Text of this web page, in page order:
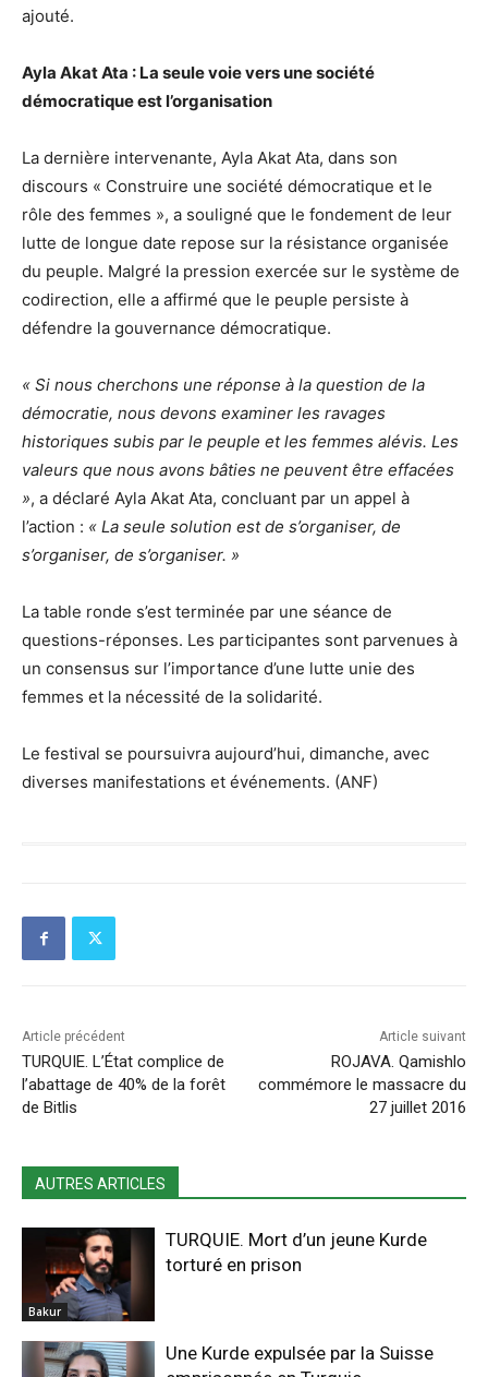
ajouté.
Ayla Akat Ata : La seule voie vers une société
démocratique est l’organisation
La dernière intervenante, Ayla Akat Ata, dans son
discours « Construire une société démocratique et le
rôle des femmes », a souligné que le fondement de leur
lutte de longue date repose sur la résistance organisée
du peuple. Malgré la pression exercée sur le système de
codirection, elle a affirmé que le peuple persiste à
défendre la gouvernance démocratique.
« Si nous cherchons une réponse à la question de la
démocratie, nous devons examiner les ravages
historiques subis par le peuple et les femmes alévis. Les
valeurs que nous avons bâties ne peuvent être effacées
», a déclaré Ayla Akat Ata, concluant par un appel à
l’action : « La seule solution est de s’organiser, de
s’organiser, de s’organiser. »
La table ronde s’est terminée par une séance de
questions-réponses. Les participantes sont parvenues à
un consensus sur l’importance d’une lutte unie des
femmes et la nécessité de la solidarité.
Le festival se poursuivra aujourd’hui, dimanche, avec
diverses manifestations et événements. (ANF)
Article précédent
TURQUIE. L’État complice de
l’abattage de 40% de la forêt
de Bitlis
Article suivant
ROJAVA. Qamishlo
commémore le massacre du
27 juillet 2016
AUTRES ARTICLES
Bakur
TURQUIE. Mort d’un jeune Kurde
torturé en prison
Une Kurde expulsée par la Suisse